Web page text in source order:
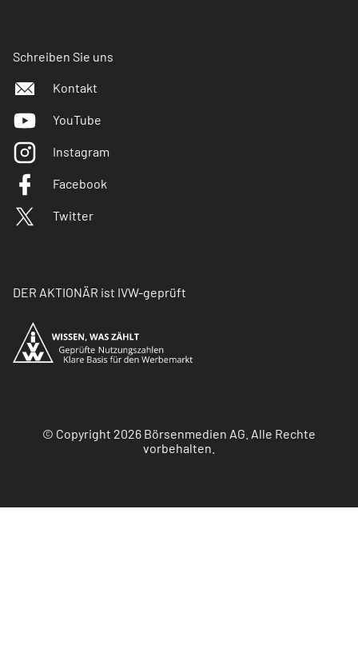
Schreiben Sie uns
Kontakt
YouTube
Instagram
Facebook
Twitter
DER AKTIONÄR ist IVW-geprüft
© Copyright 2026 Börsenmedien AG. Alle Rechte
vorbehalten.